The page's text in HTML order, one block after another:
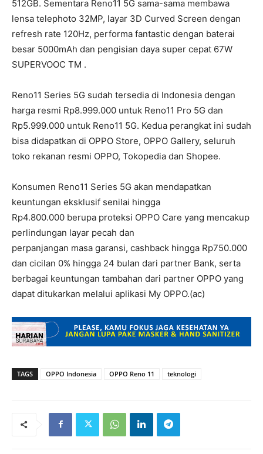
512GB. Sementara Reno11 5G sama-sama membawa
lensa telephoto 32MP, layar 3D Curved Screen dengan
refresh rate 120Hz, performa fantastic dengan baterai
besar 5000mAh dan pengisian daya super cepat 67W
SUPERVOOC TM .
Reno11 Series 5G sudah tersedia di Indonesia dengan
harga resmi Rp8.999.000 untuk Reno11 Pro 5G dan
Rp5.999.000 untuk Reno11 5G. Kedua perangkat ini sudah
bisa didapatkan di OPPO Store, OPPO Gallery, seluruh
toko rekanan resmi OPPO, Tokopedia dan Shopee.
Konsumen Reno11 Series 5G akan mendapatkan
keuntungan eksklusif senilai hingga
Rp4.800.000 berupa proteksi OPPO Care yang mencakup
perlindungan layar pecah dan
perpanjangan masa garansi, cashback hingga Rp750.000
dan cicilan 0% hingga 24 bulan dari partner Bank, serta
berbagai keuntungan tambahan dari partner OPPO yang
dapat ditukarkan melalui aplikasi My OPPO.(ac)
TAGS OPPO Indonesia OPPO Reno 11 teknologi